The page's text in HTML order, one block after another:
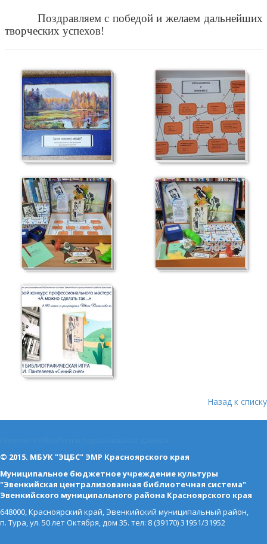
Поздравляем с победой и желаем дальнейших
творческих успехов!
Назад к списку
© 2015. МБУК "ЭЦБС" ЭМР Красноярского края
Муниципальное бюджетное учреждение культуры
"Эвенкийская централизованная библиотечная система"
Эвенкийского муниципального района Красноярского края
648000, Красноярский край, Эвенкийский муниципальный район,
п. Тура, ул. 50 лет Октября, дом 35. тел: 8 (39170) 31951/31952